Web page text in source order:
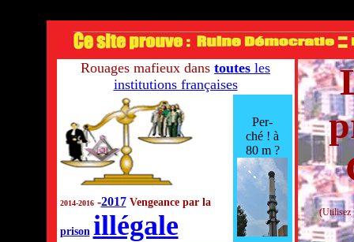
Rouages mafieux dans toutes les
institutions françaises
2014-2016-2017 Vengeance par la
prison illégale
Per-
ché ! à
80 m ?
(Utilisez